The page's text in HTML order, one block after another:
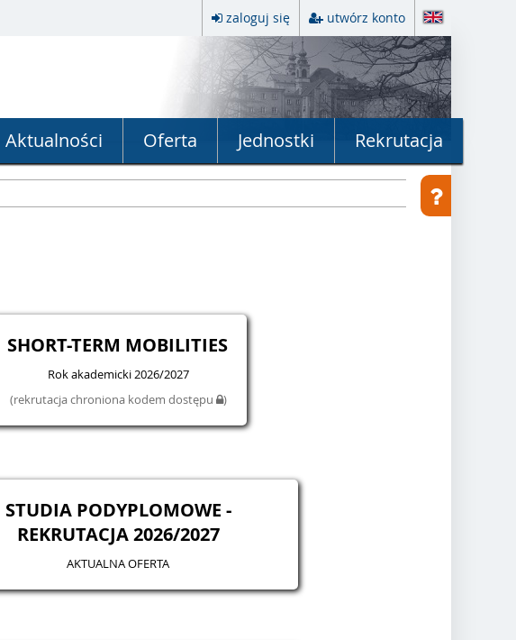
zaloguj się utwórz konto
Aktualności Oferta Jednostki Rekrutacja
SHORT-TERM MOBILITIES
Rok akademicki 2026/2027
(rekrutacja chroniona kodem dostępu
)
STUDIA PODYPLOMOWE -
REKRUTACJA 2026/2027
AKTUALNA OFERTA